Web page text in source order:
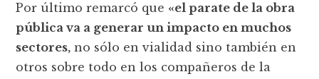
Por último remarcó que «el parate de la obra
pública va a generar un impacto en muchos
sectores, no sólo en vialidad sino también en
otros sobre todo en los compañeros de la